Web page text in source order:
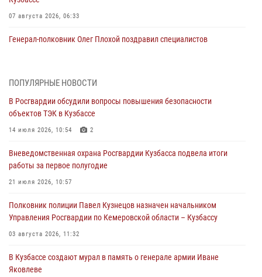
07 августа 2026, 06:33
Генерал-полковник Олег Плохой поздравил специалистов
07 августа 2026, 05:32
С 1 сентября 2026 года вступает в силу новый федеральный закон о
частной охранной деятельности
06 августа 2026, 10:19
Росгвардейцы задержали предполагаемого виновника причинения
ножевого ранения кемеровчанину
06 августа 2026, 09:18
Росгвардейцы задержали мужчину, повредившего имущество
горожанки
06 августа 2026, 08:17
Росгвардейцы пресекли противоправные действия и защитили
новокузнечанку от агрессивного знакомого
ПОПУЛЯРНЫЕ НОВОСТИ
В Росгвардии обсудили вопросы повышения безопасности
объектов ТЭК в Кузбассе
14 июля 2026, 10:54 2
Вневедомственная охрана Росгвардии Кузбасса подвела итоги
работы за первое полугодие
21 июля 2026, 10:57
Полковник полиции Павел Кузнецов назначен начальником
Управления Росгвардии по Кемеровской области – Кузбассу
03 августа 2026, 11:32
В Кузбассе создают мурал в память о генерале армии Иване
Яковлеве